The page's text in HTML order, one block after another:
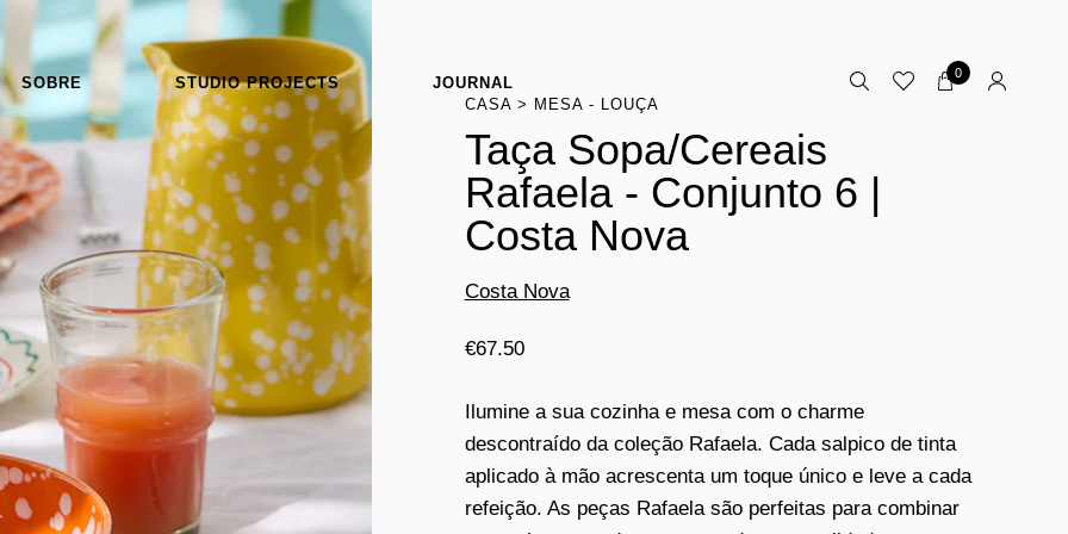
SOBRE STUDIO PROJECTS JOURNAL
0
CASA MESA - LOUÇA
Taça Sopa/Cereais
Rafaela - Conjunto 6 |
Costa Nova
Costa Nova
€67.50
Ilumine a sua cozinha e mesa com o charme
descontraído da coleção Rafaela. Cada salpico de tinta
aplicado à mão acrescenta um toque único e leve a cada
refeição. As peças Rafaela são perfeitas para combinar